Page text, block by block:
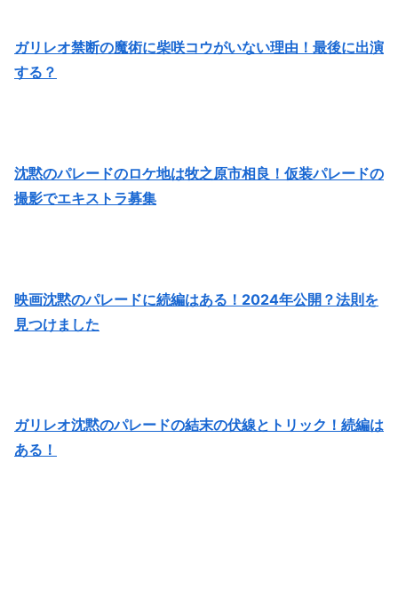
ガリレオ禁断の魔術に柴咲コウがいない理由！最後に出演
する？
沈黙のパレードのロケ地は牧之原市相良！仮装パレードの
撮影でエキストラ募集
映画沈黙のパレードに続編はある！2024年公開？法則を
見つけました
ガリレオ沈黙のパレードの結末の伏線とトリック！続編は
ある！